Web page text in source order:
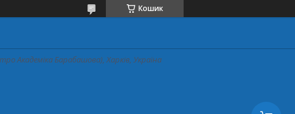
Кошик
Академіка Барабашова), Харків, Україна